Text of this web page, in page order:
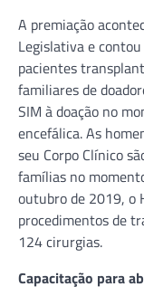
A premiação
Legislativa e
pacientes
familiares de
SIM à doação no
encefálica. As
seu Corpo Clínico
famílias no
outubro de 2019, o
procedimentos de
124 cirurgias.
Capacitação para